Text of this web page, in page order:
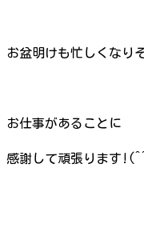
お盆明けも忙しくなり
お仕事があることに
感謝して頑張ります